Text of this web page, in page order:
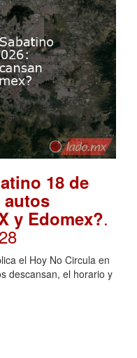
18 de
autos
y Edomex?.
el Hoy No Circula en
descansan, el horario y